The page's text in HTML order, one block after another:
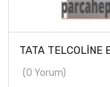
TATA TELCOLİNE
(0 Yorum)